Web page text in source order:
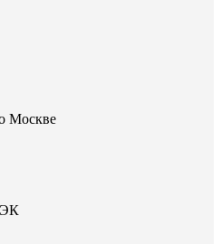
Москве